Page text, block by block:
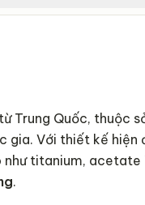
Trung Quốc, thuộc
gia. Với thiết kế hiện
như titanium, acetate
.